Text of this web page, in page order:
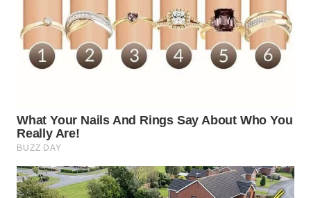
LABUHANBATU
WN
TAPANULI
TENGAH
SERDANG
TEBING
TINGGI